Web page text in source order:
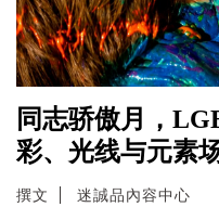
同志骄傲月，
彩、光线与元素
撰文 迷誠品內容中心